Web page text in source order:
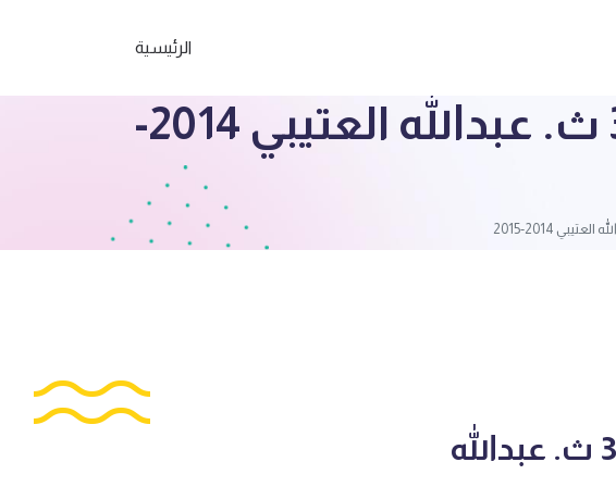
الرئيسية
الصف العاشر حل اختبار 1 رياضيات ف3 ث. عبدالله العتيبي 2014-
الصف العاشر حل اختبار 1 رياضيات ف3 ث. عبدالله